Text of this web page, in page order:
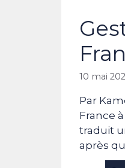
10 mai
Par
France
traduit
après